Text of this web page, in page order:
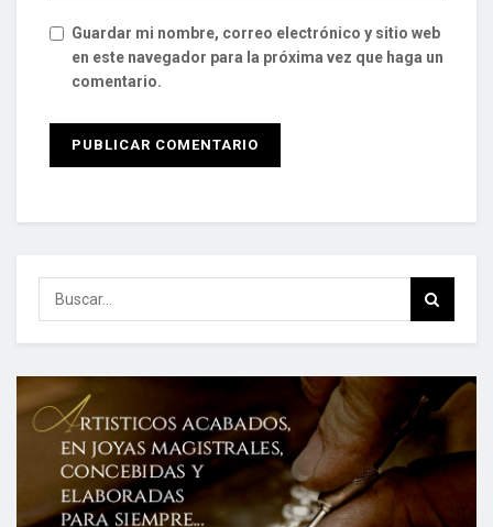
Guardar mi nombre, correo electrónico y sitio web
en este navegador para la próxima vez que haga un
comentario.